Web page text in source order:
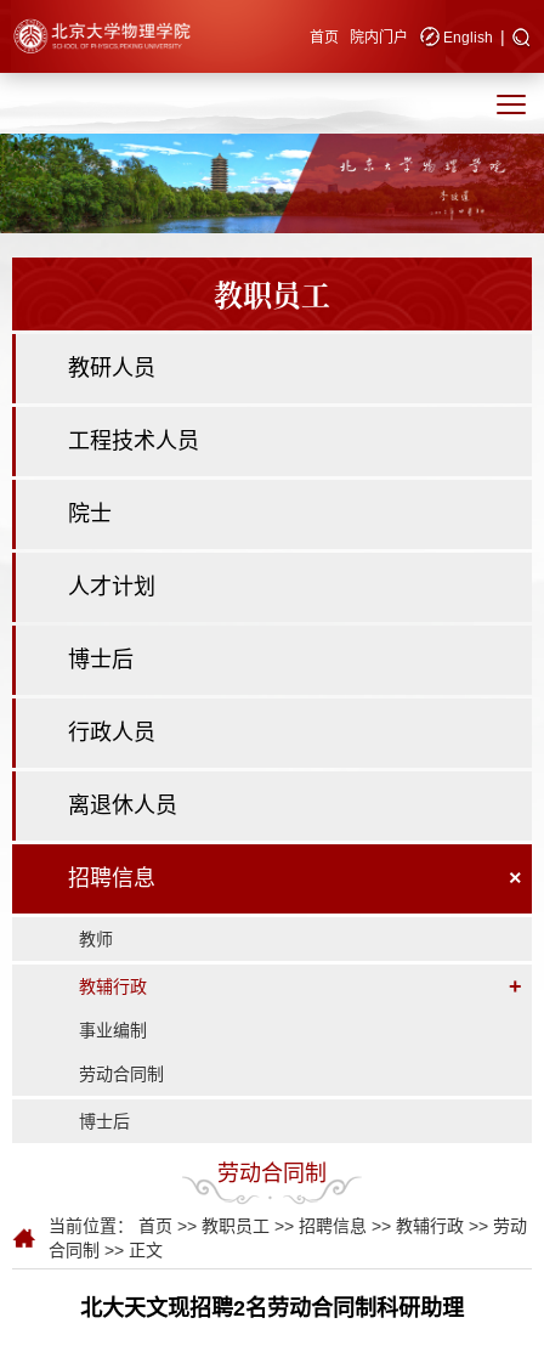
快速导航 首页 院内门户 English |
教职员工
教研人员
工程技术人员
院士
人才计划
博士后
行政人员
离退休人员
招聘信息 ×
教师
教辅行政 +
事业编制
劳动合同制
博士后
劳动合同制
当前位置： 首页 >> 教职员工 >> 招聘信息 >> 教辅行政 >> 劳动
合同制 >> 正文
北大天文现招聘2名劳动合同制科研助理